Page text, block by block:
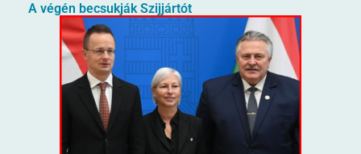
A végén becsukják Szijjártót